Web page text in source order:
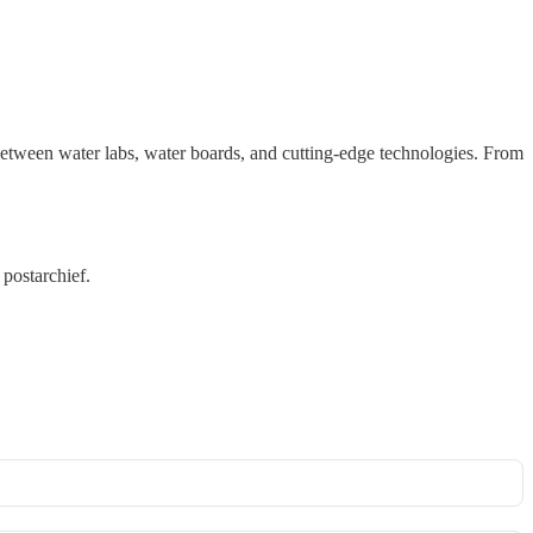
water labs, water boards, and cutting-edge technologies. From